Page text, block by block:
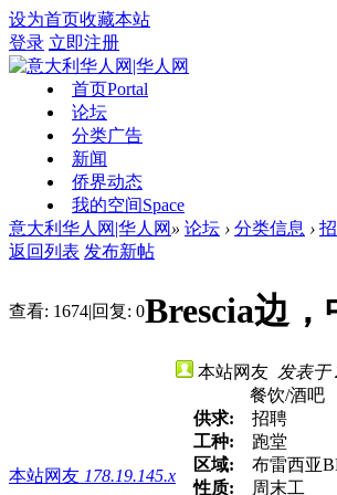
设为首页收藏本站
登录 立即注册
首页Portal
论坛
分类广告
新闻
侨界动态
我的空间Space
意大利华人网|华人网 » 论坛 › 分类信息 ›
返回列表 发布新帖
查看: 1674|回复: 0Brescia边
本站网友 178.19.145.x
本站网友 发表于
餐饮/酒吧
供求:
招聘
工种:
跑堂
区域:
布雷西亚
性质:
周末工